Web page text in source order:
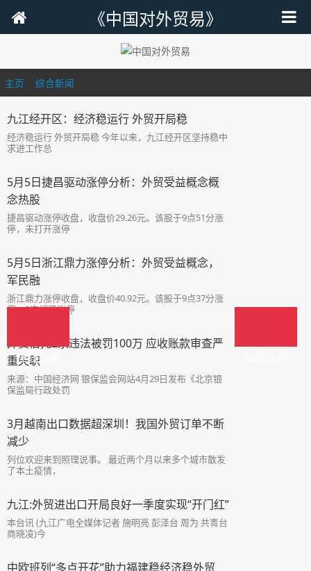
《中国对外贸易》
主页 综合新闻
九江经开区：经济稳运行 外贸开局稳
经济稳运行 外贸开局稳 今年以来，九江经开区坚持稳中
求进工作总
5月5日捷昌驱动涨停分析：外贸受益概念概
念热股
捷昌驱动涨停收盘，收盘价29.26元。该股于9点51分涨
停，未打开涨停
5月5日浙江鼎力涨停分析：外贸受益概念，
军民融
浙江鼎力涨停收盘，收盘价40.92元。该股于9点37分涨
停，3次打开涨停
外贸信托2宗违法被罚100万 应收账款审查严
重失职
来源：中国经济网 银保监会网站4月29日发布《北京银
保监局行政处罚
3月越南出口数据超深圳！我国外贸订单不断
减少
列位欢迎来到照理说事。 最近两个月以来多个城市散发
了本土疫情，
九江:外贸进出口开局良好一季度实现“开门红”
本台讯 (九江广电全媒体记者 施明亮 彭泽台 周为 共青台
商晓凌)今
中欧班列“多点开花”助力福建稳经济稳外贸
在线投稿